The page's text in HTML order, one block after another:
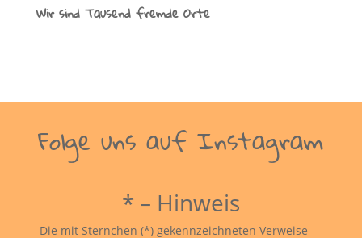
Wir sind Tausend fremde Orte
Folge uns auf Instagram
* – Hinweis
Die mit Sternchen (*) gekennzeichneten Verweise